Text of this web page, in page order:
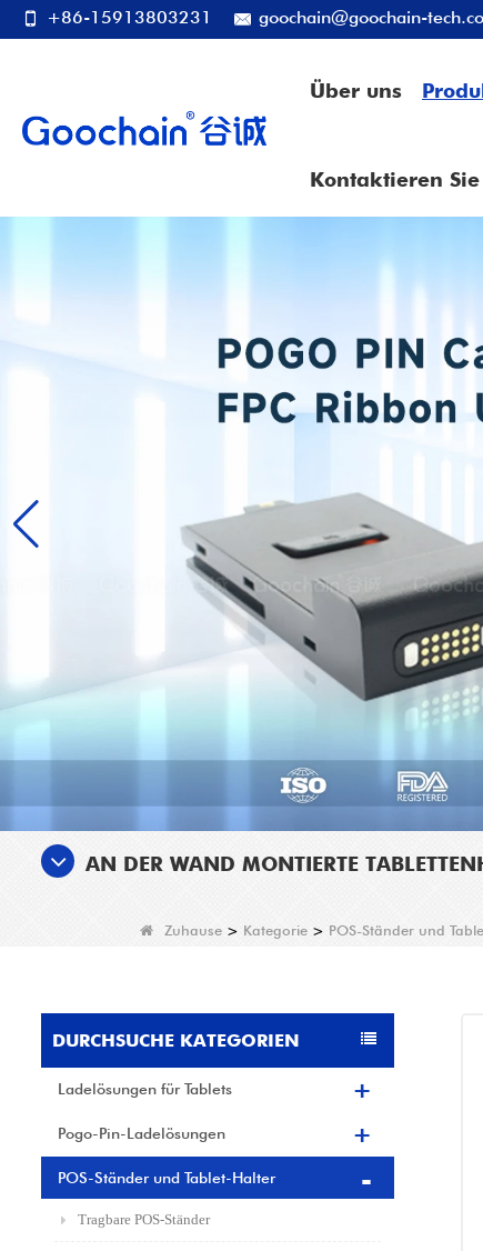
+86-15913803231 goochain@goochain-
Über uns
Kontaktieren
AN DER WAND MONTIERTE
Zuhause > Kategorie > POS-Ständer und
DURCHSUCHE KATEGORIEN
Ladelösungen für Tablets
Pogo-Pin-Ladelösungen
POS-Ständer und Tablet-Halter
Tragbare POS-Ständer